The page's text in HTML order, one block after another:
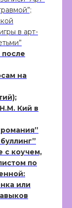
в арт-
после
на
Кий в
с коучем,
по
или